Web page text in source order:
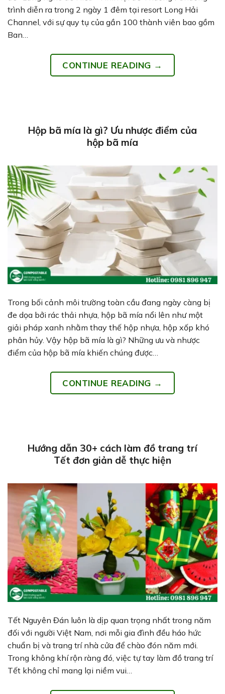
trình diễn ra trong 2 ngày 1 đêm tại resort Long Hải
Channel, với sự quy tụ của gần 100 thành viên bao gồm
Ban…
CONTINUE READING →
Hộp bã mía là gì? Ưu nhược điểm của
hộp bã mía
Trong bối cảnh môi trường toàn cầu đang ngày càng bị
đe dọa bởi rác thải nhựa, hộp bã mía nổi lên như một
giải pháp xanh nhằm thay thế hộp nhựa, hộp xốp khó
phân hủy. Vậy hộp bã mía là gì? Những ưu và nhược
điểm của hộp bã mía khiến chúng được…
CONTINUE READING →
Hướng dẫn 30+ cách làm đồ trang trí
Tết đơn giản dễ thực hiện
Tết Nguyên Đán luôn là dịp quan trọng nhất trong năm
đối với người Việt Nam, nơi mỗi gia đình đều háo hức
chuẩn bị và trang trí nhà cửa để chào đón năm mới.
Trong không khí rộn ràng đó, việc tự tay làm đồ trang trí
Tết không chỉ mang lại niềm vui…